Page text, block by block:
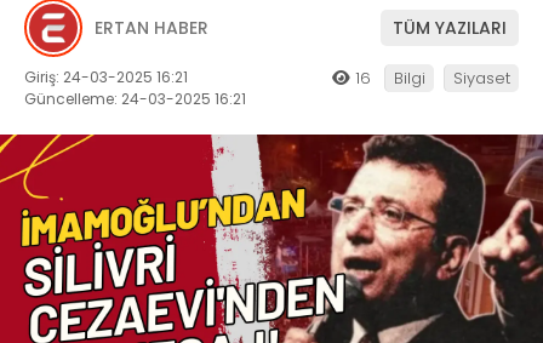
ERTAN HABER TÜM YAZILARI
Giriş: 24-03-2025 16:21
Güncelleme: 24-03-2025 16:21
16 Bilgi Siyaset